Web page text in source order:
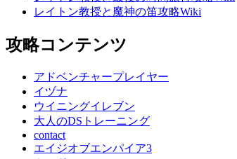
レイトン教授と魔神の笛攻略Wiki
攻略コンテンツ
アドベンチャープレイヤー
イヅナ
ウイニングイレブン
大人のDSトレーニング
contact
エイジオブエンパイア3